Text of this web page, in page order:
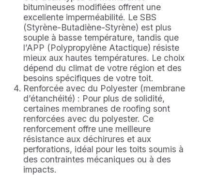
bitumineuses modifiées offrent une
excellente imperméabilité. Le SBS
(Styrène-Butadiène-Styrène) est plus
souple à basse température, tandis que
l’APP (Polypropylène Atactique) résiste
mieux aux hautes températures. Le choix
dépend du climat de votre région et des
besoins spécifiques de votre toit.
Renforcée avec du Polyester (membrane
d’étanchéité) : Pour plus de solidité,
certaines membranes de roofing sont
renforcées avec du polyester. Ce
renforcement offre une meilleure
résistance aux déchirures et aux
perforations, idéal pour les toits soumis à
des contraintes mécaniques ou à des
impacts.